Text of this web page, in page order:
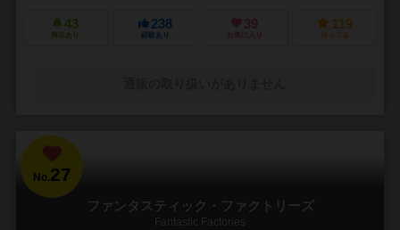
43
興味あり
238
経験あり
39
お気に入り
119
持ってる
No.27
ファンタスティック・ファクトリーズ
Fantastic Factories